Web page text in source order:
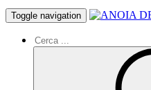
Toggle navigation